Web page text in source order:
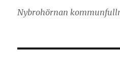
Nybrohörnan